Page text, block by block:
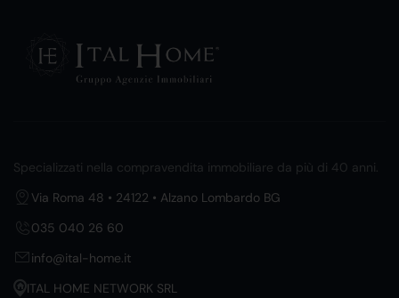
Specializzati nella compravendita immobiliare da più di 40 anni.
Via Roma 48 • 24122 • Alzano Lombardo BG
035 040 26 60
info@ital-home.it
ITAL HOME NETWORK SRL